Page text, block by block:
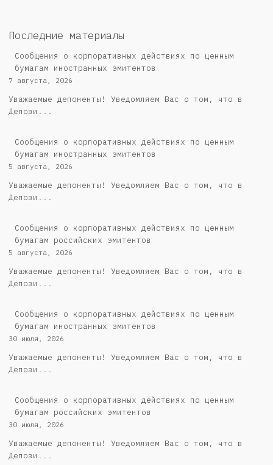
Последние материалы
Сообщения о корпоративных действиях по ценным
бумагам иностранных эмитентов
7 августа, 2026
Уважаемые депоненты! Уведомляем Вас о том, что в
Депози...
Сообщения о корпоративных действиях по ценным
бумагам иностранных эмитентов
5 августа, 2026
Уважаемые депоненты! Уведомляем Вас о том, что в
Депози...
Cообщения о корпоративных действиях по ценным
бумагам российских эмитентов
5 августа, 2026
Уважаемые депоненты! Уведомляем Вас о том, что в
Депози...
Сообщения о корпоративных действиях по ценным
бумагам иностранных эмитентов
30 июля, 2026
Уважаемые депоненты! Уведомляем Вас о том, что в
Депози...
Cообщения о корпоративных действиях по ценным
бумагам российских эмитентов
30 июля, 2026
Уважаемые депоненты! Уведомляем Вас о том, что в
Депози...